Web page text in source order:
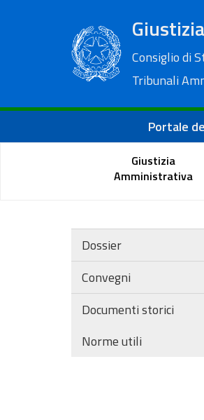
Consiglio di
Tribunali
Portale
Giustizia
Amministrativa
Dossier
Convegni
Documenti storici
Norme utili